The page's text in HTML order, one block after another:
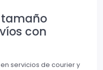
tamaño
con
servicios de courier y